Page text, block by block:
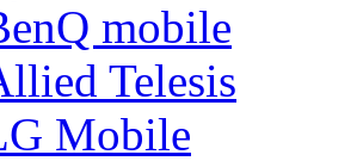
mobile
Telesis
Mobile